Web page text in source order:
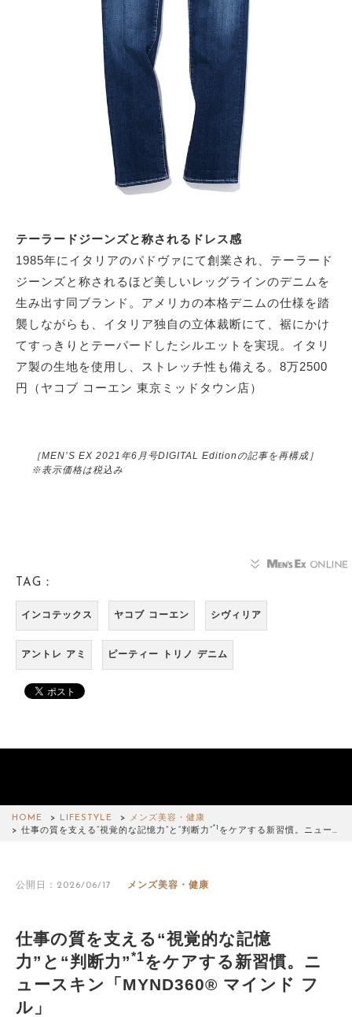
テーラードジーンズと称されるドレス感
1985年にイタリアのパドヴァにて創業され、テーラード
ジーンズと称されるほど美しいレッグラインのデニムを
生み出す同ブランド。アメリカの本格デニムの仕様を踏
襲しながらも、イタリア独自の立体裁断にて、裾にかけ
てすっきりとテーパードしたシルエットを実現。イタリ
ア製の生地を使用し、ストレッチ性も備える。8万2500
円（ヤコブ コーエン 東京ミッドタウン店）
［MEN’S EX 2021年6月号DIGITAL Editionの記事を再構成］
※表示価格は税込み
TAG：
インコテックス ヤコブ コーエン シヴィリア
アントレ アミ ピーティー トリノ デニム
HOME LIFESTYLE
メンズ美容・健康
仕事の質を支える“視覚的な記憶力”と“判断力”*1 をケアする新習慣。ニュー…
公開日：2026/06/17 メンズ美容・健康
仕事の質を支える“視覚的な記憶
力”と“判断力”*1をケアする新習慣。ニ
ュースキン「MYND360® マインド フ
ル」